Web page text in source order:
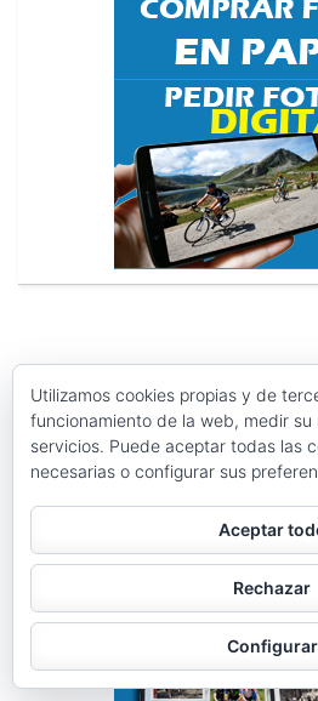
Search
for:
PÁGINAS
Galerías de imágenes
Política de privacidad
Utilizamos cookies propias y de
funcionamiento de la web, medir su
servicios. Puede aceptar todas las
necesarias o configurar sus
Aceptar
Rechazar
Configurar